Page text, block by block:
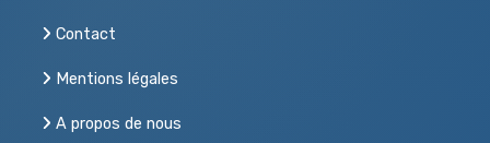
Contact
Mentions légales
A propos de nous